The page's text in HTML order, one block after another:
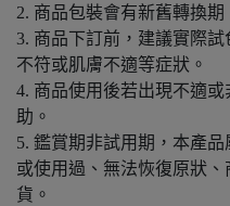
2. 商品包裝會有新舊轉換
3. 商品下訂前，建議實際
不符或肌膚不適等症狀。
4. 商品使用後若出現不適
助。
5. 鑑賞期非試用期，本產
或使用過、無法恢復原狀
貨。